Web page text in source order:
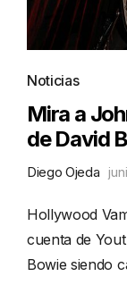
Noticias
Mira a
de David
Diego Ojeda
Hollywood
cuenta de
Bowie siendo